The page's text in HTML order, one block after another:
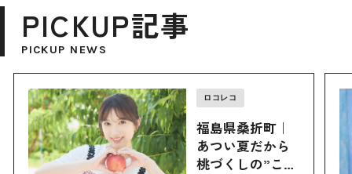
PICKUP記事
PICKUP NEWS
ロコレコ
福島県桑折町｜
あつい夏だから
桃づくしの”こお